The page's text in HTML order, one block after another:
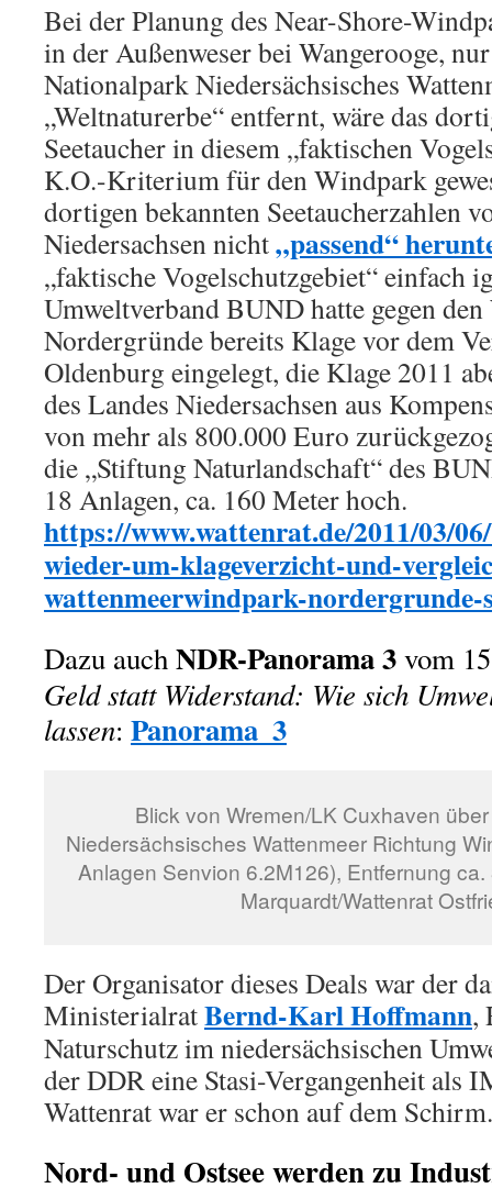
Bei der Planung des Near-Shore-
in der Außenweser bei Wangerooge,
Nationalpark Niedersächsisches
„Weltnaturerbe“ entfernt, wäre das
Seetaucher in diesem „faktischen
K.O.-Kriterium für den Windpark
dortigen bekannten Seetaucherzahlen
Niedersachsen nicht„passend“
„faktische Vogelschutzgebiet“ einfach
Umweltverband BUND hatte gegen
Nordergründe bereits Klage vor dem
Oldenburg eingelegt, die Klage 2011
des Landes Niedersachsen aus
von mehr als 800.000 Euro
die „Stiftung Naturlandschaft“ des
18 Anlagen, ca. 160 Meter hoch.
https://www.wattenrat.de/2011/03/
wieder-um-klageverzicht-und-
wattenmeerwindpark-nordergrunde-
Dazu auchNDR-Panorama 3vom
Geld statt Widerstand: Wie sich
lassen: Panorama_3
Blick von Wremen/LK Cuxhaven
Niedersächsisches Wattenmeer Richtung
Anlagen Senvion 6.2M126), Entfernung
Marquardt/Wattenrat
Der Organisator dieses Deals war der
MinisterialratBernd-Karl Hoffmann,
Naturschutz im niedersächsischen
der DDR eine Stasi-Vergangenheit als
Wattenrat war er schon auf dem Schirm.
Nord- und Ostsee werden zu